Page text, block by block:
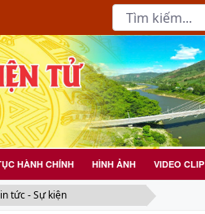
HÀNH CHÍNH HÌNH ẢNH VIDEO CLIP
tức - Sự kiện